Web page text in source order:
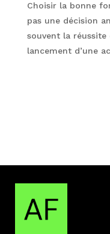
Choisir la bonne
pas une décision
souvent la réussite
lancement d’une